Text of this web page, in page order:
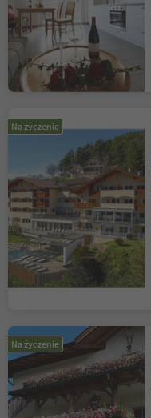
Na życzenie
Na życzenie